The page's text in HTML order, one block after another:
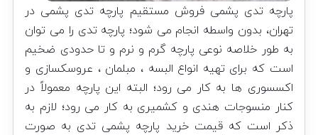
پارچه تدی پشمی فروش مستقیم پارچه تدی پشمی در
تهران، بدون واسطه انجام می شود؛ پارچه تدی را می توان
به طور خلاصه نوعی پارچه گرم و نرم و تا حدودی ضخیم
است که برای تهیه انواع البسه ، مبلمان ، عروسکسازی و
اکسسوری ها به کار می رود؛ البته این پارچه معمولاً در
کنار منسوجات هندی و کشمیری به کار می رود؛ لازم به
ذکر است که قیمت خرید پارچه پشمی تدی به صورت